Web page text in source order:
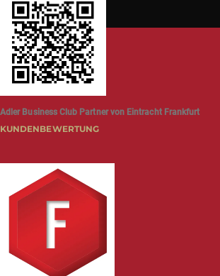
Adler Business Club Partner von Eintracht Frankfurt
KUNDENBEWERTUNG